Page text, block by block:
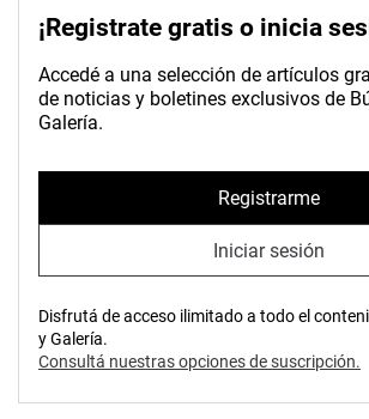
¡Registrate gratis o inicia
Accedé a una selección de artículos
de noticias y boletines exclusivos de
Galería.
Registrarme
Iniciar sesión
Disfrutá de acceso ilimitado a todo el
y Galería.
Consultá nuestras opciones de suscripción.